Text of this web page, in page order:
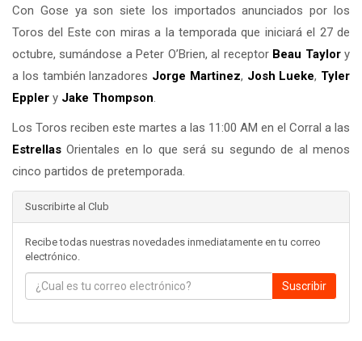
Con Gose ya son siete los importados anunciados por los
Toros del Este con miras a la temporada que iniciará el 27 de
octubre, sumándose a Peter O’Brien, al receptor Beau Taylory
a los también lanzadores Jorge Martinez, Josh Lueke, Tyler
Eppler y Jake Thompson.
Los Toros reciben este martes a las 11:00 AM en el Corral a las
Estrellas Orientales en lo que será su segundo de al menos
cinco partidos de pretemporada.
Suscribirte al Club
Recibe todas nuestras novedades inmediatamente en tu correo
electrónico.
Suscribir